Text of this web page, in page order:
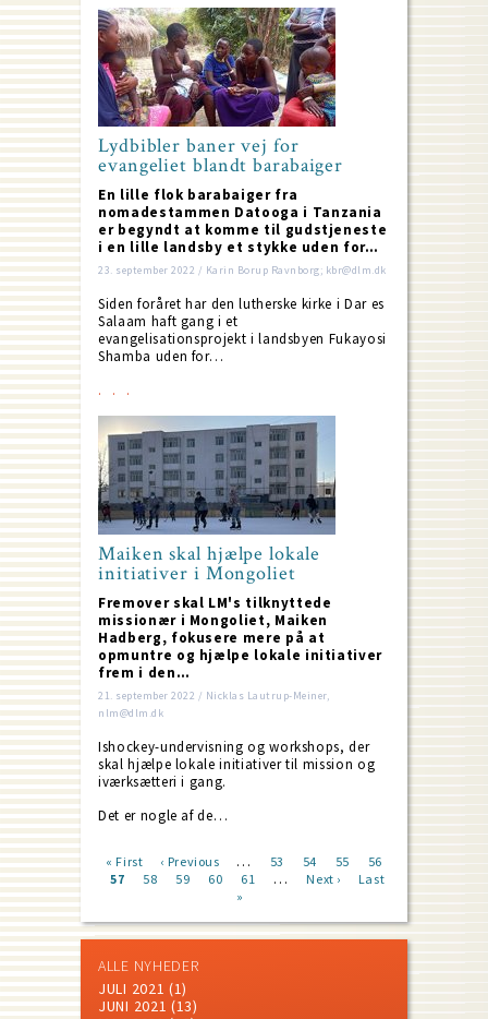
Lydbibler baner vej for
evangeliet blandt barabaiger
En lille flok barabaiger fra
nomadestammen Datooga i Tanzania
er begyndt at komme til gudstjeneste
i en lille landsby et stykke uden for…
23. september 2022 / Karin Borup Ravnborg; kbr@dlm.dk
Siden foråret har den lutherske kirke i Dar es
Salaam haft gang i et
evangelisationsprojekt i landsbyen Fukayosi
Shamba uden for…
Maiken skal hjælpe lokale
initiativer i Mongoliet
Fremover skal LM's tilknyttede
missionær i Mongoliet, Maiken
Hadberg, fokusere mere på at
opmuntre og hjælpe lokale initiativer
frem i den…
21. september 2022 / Nicklas Lautrup-Meiner,
nlm@dlm.dk
Ishockey-undervisning og workshops, der
skal hjælpe lokale initiativer til mission og
iværksætteri i gang.
Det er nogle af de…
Pagination
First
page
« First
Previous
page
‹ Previous … Page
53 Page
54 Page
55 Page
56
Current
57 Page
58 Page
59 Page
60 Page
61 …
Next
Next ›
Last
Last
»
ALLE NYHEDER
JULI 2021 (1)
JUNI 2021 (13)